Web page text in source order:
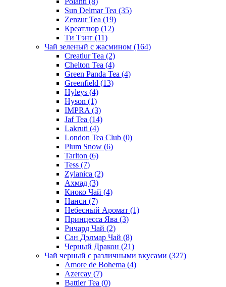
Sun Delmar Tea (35)
Zenzur Tea (19)
Креатлюр (12)
Ти Тэнг (11)
Чай зеленый с жасмином (164)
Creatlur Tea (2)
Chelton Tea (4)
Green Panda Tea (4)
Greenfield (13)
Hyleys (4)
Hyson (1)
IMPRA (3)
Jaf Tea (14)
Lakruti (4)
London Tea Club (0)
Plum Snow (6)
Tarlton (6)
Tess (7)
Zylanica (2)
Ахмад (3)
Киоко Чай (4)
Нанси (7)
Небесный Аромат (1)
Принцесса Ява (3)
Ричард Чай (2)
Сан Дэлмар Чай (8)
Черный Дракон (21)
Чай черный с различными вкусами (327)
Amore de Bohema (4)
Azercay (7)
Battler Tea (0)